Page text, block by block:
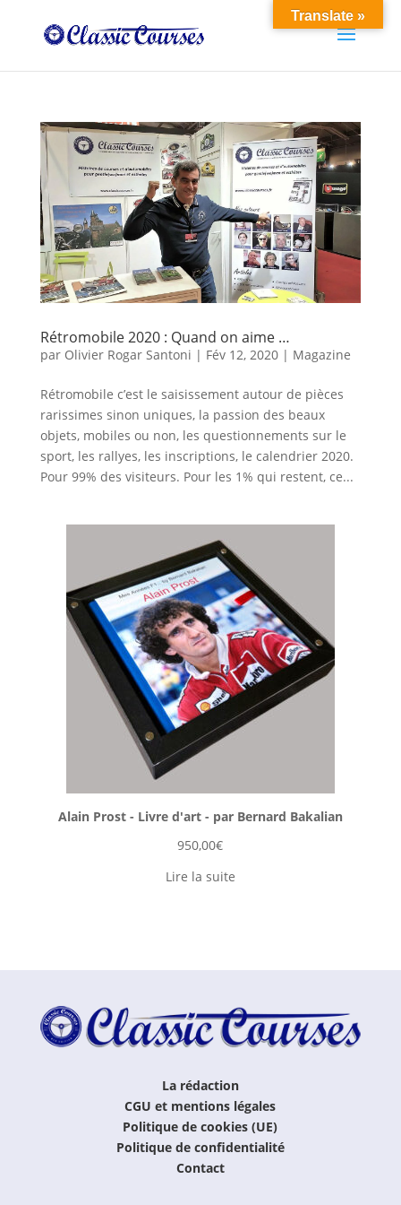
Rétromobile 2020 : Quand on aime …
par Olivier Rogar Santoni | Fév 12, 2020| Magazine
Rétromobile c’est le saisissement autour de pièces
rarissimes sinon uniques, la passion des beaux
objets, mobiles ou non, les questionnements sur le
sport, les rallyes, les inscriptions, le calendrier 2020.
Pour 99% des visiteurs. Pour les 1% qui restent, ce...
Alain Prost - Livre d'art - par Bernard Bakalian
950,00€
Lire la suite
La rédaction
CGU et mentions légales
Politique de cookies (UE)
Politique de confidentialité
Contact
Translate »